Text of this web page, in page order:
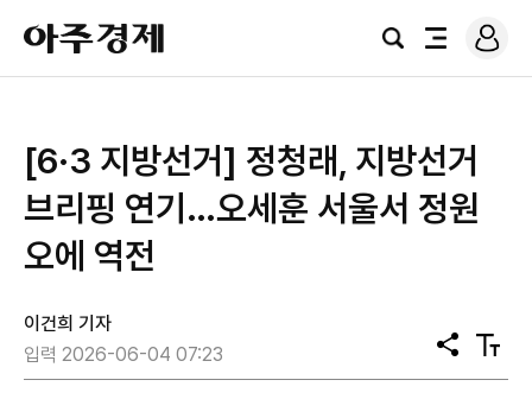
아
주
경
검
전
로
그
[6·3 지방선거] 정청래, 지방선거
브리핑 연기…오세훈 서울서 정원
오에 역전
이건희 기자
입력 2026-06-04 07:23
공
유
텍
스